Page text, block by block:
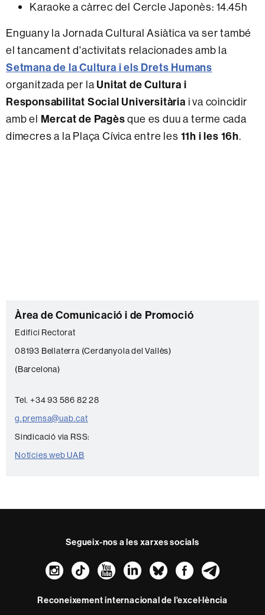
Karaoke a càrrec del Cercle Japonès: 14.45h
Enguany la Jornada Cultural Asiàtica va ser també
el tancament d'activitats relacionades amb la
Setmana de la Cultura i els Drets Humans
organitzada per laUnitat de Cultura i
Responsabilitat Social Universitària i va coincidir
amb el Mercat de Pagèsque es duu a terme cada
dimecres a la Plaça Cívica entre les 11h i les 16h.
C
o
n
t
c
t
e
Àrea de Comunicació i de Promoció
Edifici Rectorat
08193 Bellaterra (Cerdanyola del Vallès)
(Barcelona)
Tel. +34 93 586 82 28
g.premsa@uab.cat
Sindicació via RSS:
Notícies web UAB
Segueix-nos a les xarxes socials
Instagram
TikTokYouTube
LinkedIn
Bluesky
Reconeixement internacional de l'excel·lència